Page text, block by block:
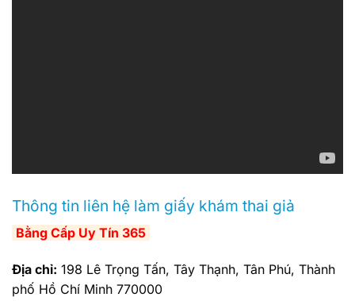
Thông tin liên hệ làm giấy khám thai giả
Bằng Cấp Uy Tín 365
Địa chỉ: 198 Lê Trọng Tấn, Tây Thạnh, Tân Phú, Thành
phố Hồ Chí Minh 770000